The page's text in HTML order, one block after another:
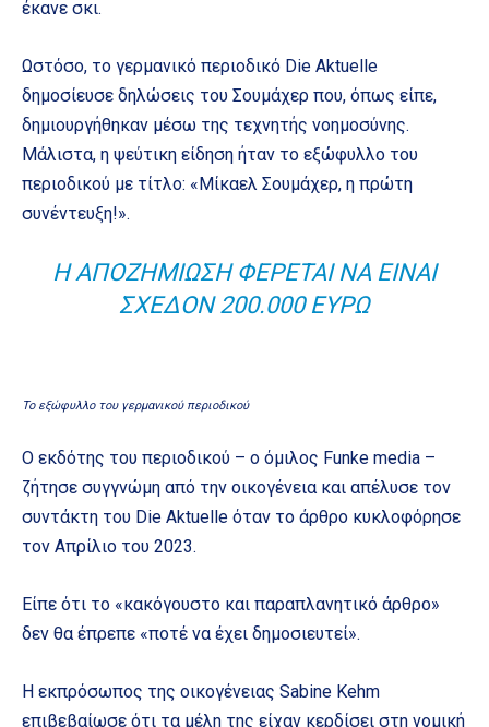
έκανε σκι.
Ωστόσο, το γερμανικό περιοδικό Die Aktuelle
δημοσίευσε δηλώσεις του Σουμάχερ που, όπως είπε,
δημιουργήθηκαν μέσω της τεχνητής νοημοσύνης.
Μάλιστα, η ψεύτικη είδηση ήταν το εξώφυλλο του
περιοδικού με τίτλο: «Μίκαελ Σουμάχερ, η πρώτη
συνέντευξη!».
Η ΑΠΟΖΗΜΊΩΣΗ ΦΈΡΕΤΑΙ ΝΑ ΕΊΝΑΙ
ΣΧΕΔΌΝ 200.000 ΕΥΡΏ
Το εξώφυλλο του γερμανικού περιοδικού
Ο εκδότης του περιοδικού – ο όμιλος Funke media –
ζήτησε συγγνώμη από την οικογένεια και απέλυσε τον
συντάκτη του Die Aktuelle όταν το άρθρο κυκλοφόρησε
τον Απρίλιο του 2023.
Είπε ότι το «κακόγουστο και παραπλανητικό άρθρο»
δεν θα έπρεπε «ποτέ να έχει δημοσιευτεί».
Η εκπρόσωπος της οικογένειας Sabine Kehm
επιβεβαίωσε ότι τα μέλη της είχαν κερδίσει στη νομική